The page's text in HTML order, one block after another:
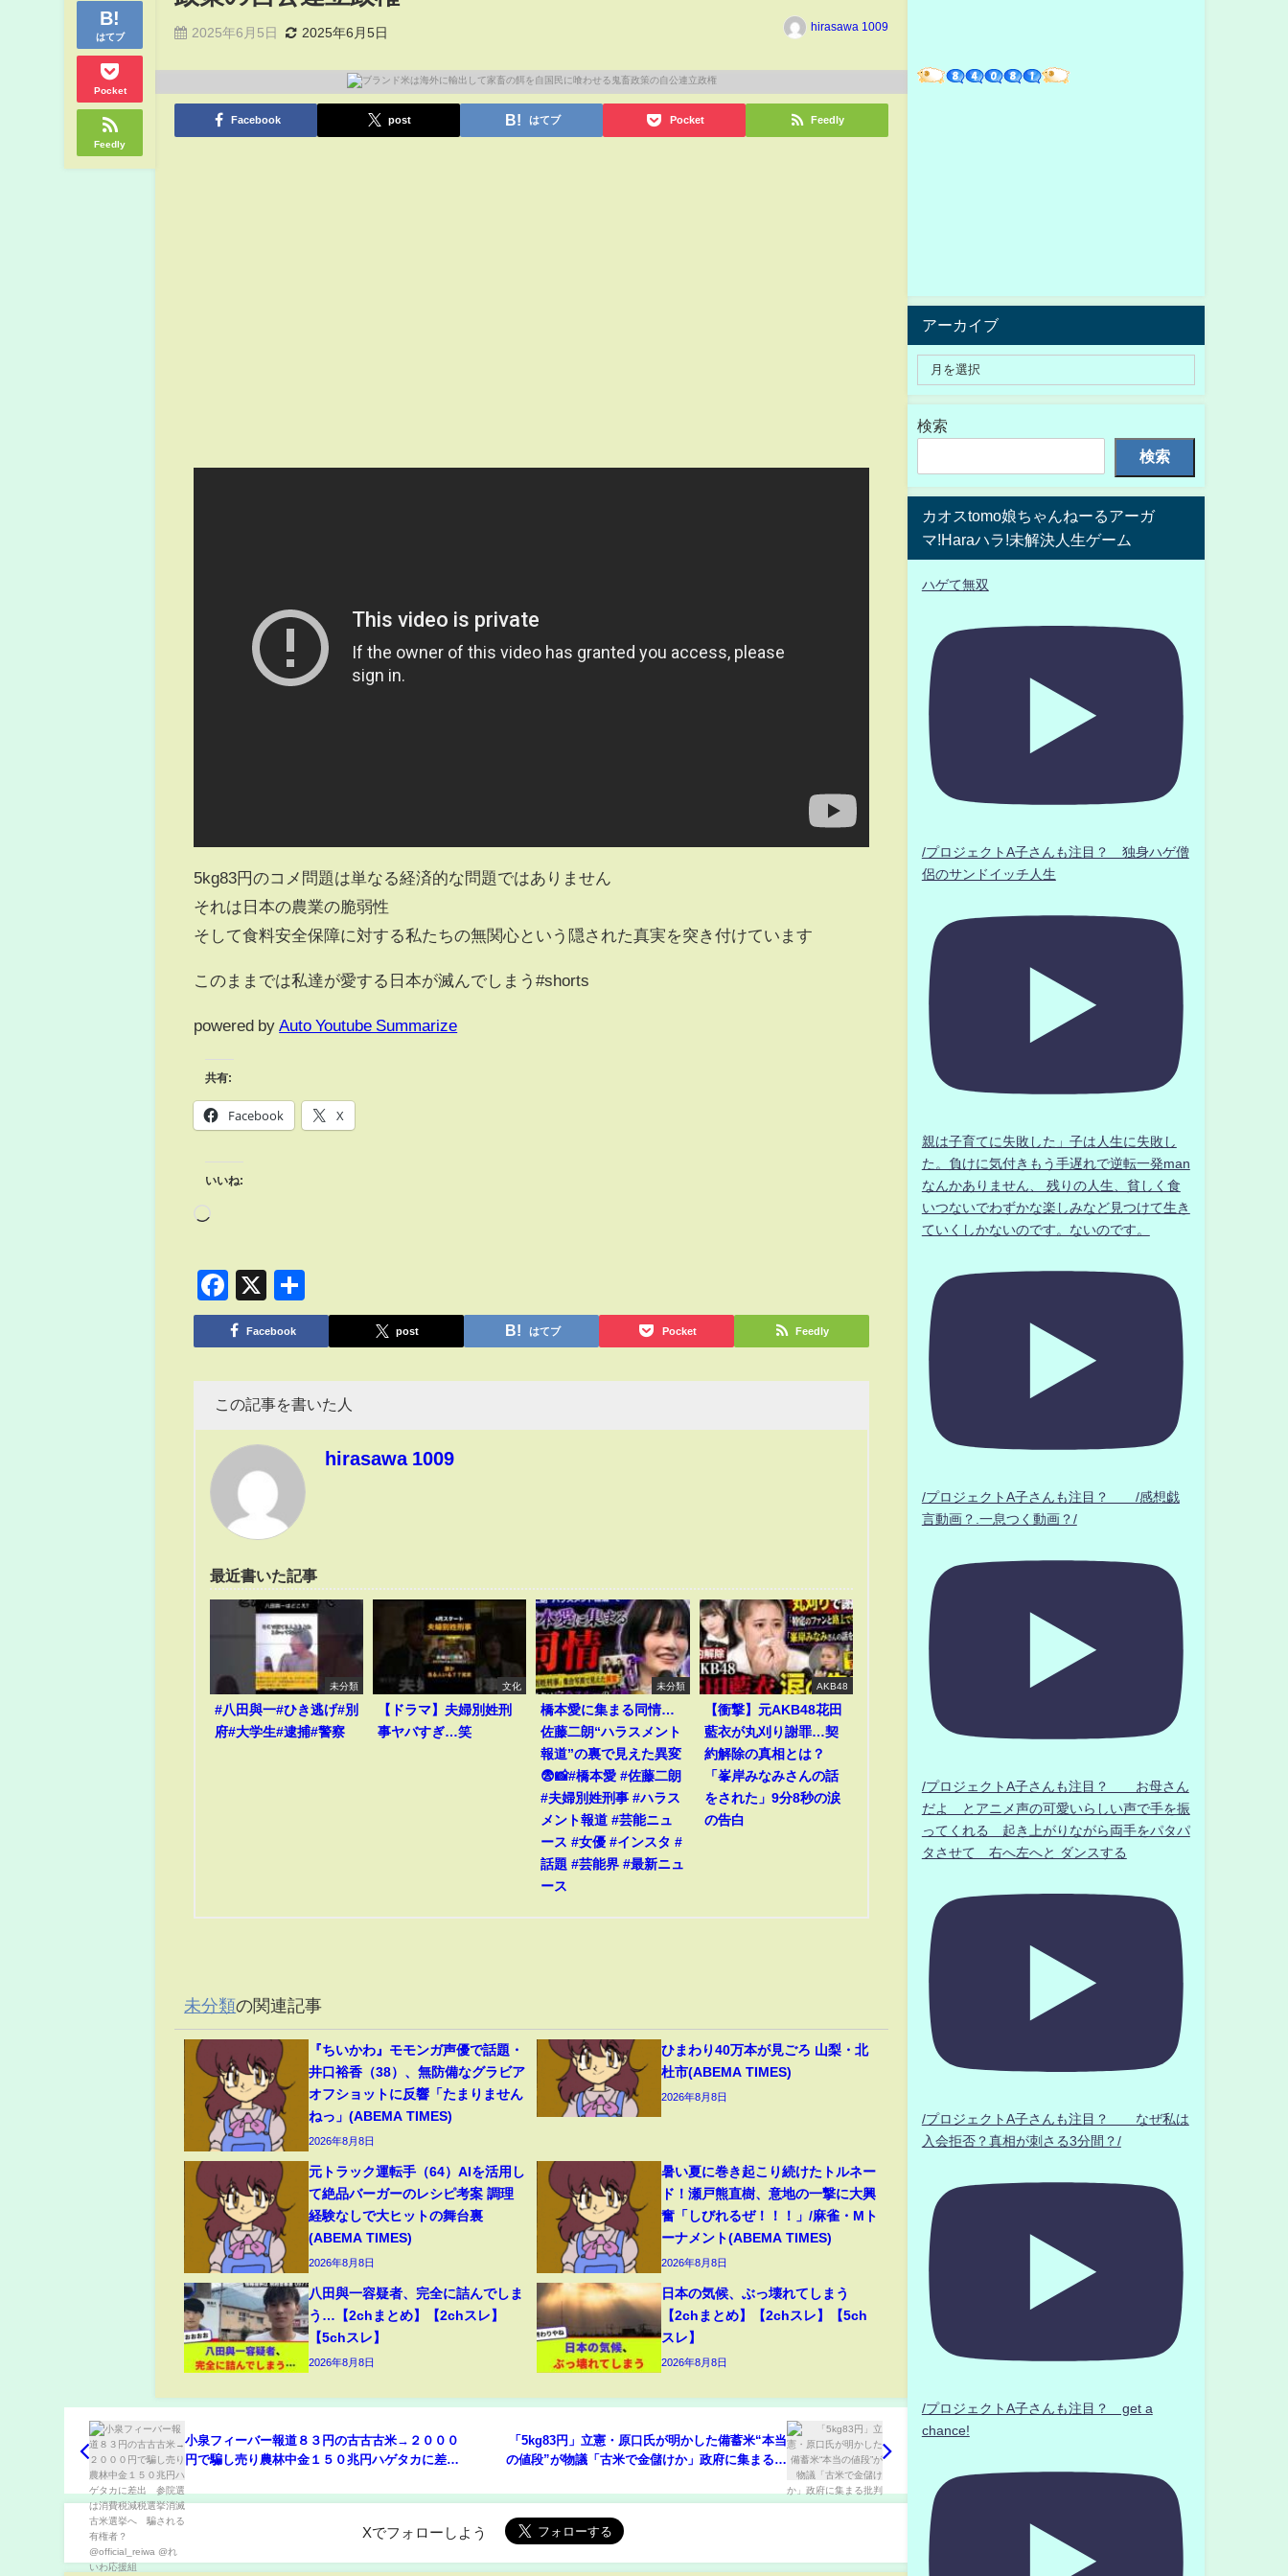
はてブ
Pocket
Feedly
2025年6月5日 2025年6月5日 hirasawa 1009
Facebook post はてブ Pocket Feedly
5kg83円のコメ問題は単なる経済的な問題ではありません
それは日本の農業の脆弱性
そして食料安全保障に対する私たちの無関心という隠された真実を突き付けています
このままでは私達が愛する日本が滅んでしまう#shorts
powered by Auto Youtube Summarize
共有:
Facebook X
いいね:
Facebook
X
有
Facebook post はてブ Pocket Feedly
この記事を書いた人
hirasawa 1009
最近書いた記事
未分類
#八田與一#ひき逃げ#別
府#大学生#逮捕#警察
文化
【ドラマ】夫婦別姓刑
事ヤバすぎ…笑
未分類
橋本愛に集まる同情…
佐藤二朗“ハラスメント
報道”の裏で見えた異変
😨📸#橋本愛 #佐藤二朗
#夫婦別姓刑事 #ハラス
メント報道 #芸能ニュ
ース #女優 #インスタ #
話題 #芸能界 #最新ニュ
ース
AKB48
【衝撃】元AKB48花田
藍衣が丸刈り謝罪…契
約解除の真相とは？
「峯岸みなみさんの話
をされた」9分8秒の涙
の告白
未分類の関連記事
『ちいかわ』モモンガ声優で話題・
井口裕香（38）、無防備なグラビア
オフショットに反響「たまりません
ねっ」(ABEMA TIMES)
2026年8月8日
ひまわり40万本が見ごろ 山梨・北
杜市(ABEMA TIMES)
2026年8月8日
元トラック運転手（64）AIを活用し
て絶品バーガーのレシピ考案 調理
経験なしで大ヒットの舞台裏
(ABEMA TIMES)
2026年8月8日
暑い夏に巻き起こり続けたトルネー
ド！瀬戸熊直樹、意地の一撃に大興
奮「しびれるぜ！！！」/麻雀・Mト
ーナメント(ABEMA TIMES)
2026年8月8日
八田與一容疑者、完全に詰んでしま
う…【2chまとめ】【2chスレ】
【5chスレ】
2026年8月8日
日本の気候、ぶっ壊れてしまう
【2chまとめ】【2chスレ】【5ch
スレ】
2026年8月8日
小泉フィーバー報道８３円の古古古米→２０００
円で騙し売り農林中金１５０兆円ハゲタカに差
「5kg83円」立憲・原口氏が明かした備蓄米“本当
の値段”が物議「古米で金儲けか」政府に集まる批
Xでフォローしよう
アーカイブ
検索
検索
カオスtomo娘ちゃんねーるアーガ
マ!Haraハラ!未解決人生ゲーム
ハゲて無双
/プロジェクトA子さんも注目？ 独身ハゲ僧
侶のサンドイッチ人生
親は子育てに失敗した」子は人生に失敗し
た。負けに気付きもう手遅れで逆転一発man
なんかありません、 残りの人生、貧しく食
いつないでわずかな楽しみなど見つけて生き
ていくしかないのです。ないのです。
/プロジェクトA子さんも注目？ /感想戯
言動画？.一息つく動画？/
/プロジェクトA子さんも注目？ お母さん
だよ とアニメ声の可愛いらしい声で手を振
ってくれる 起き上がりながら両手をパタパ
タさせて 右へ左へと ダンスする
/プロジェクトA子さんも注目？ なぜ私は
入会拒否？真相が刺さる3分間？/
/プロジェクトA子さんも注目？ get a
chance!